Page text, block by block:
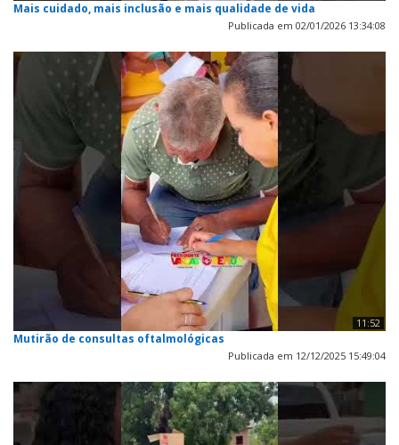
Mais cuidado, mais inclusão e mais qualidade de vida
Publicada em 02/01/2026 13:34:08
11:52
Mutirão de consultas oftalmológicas
Publicada em 12/12/2025 15:49:04